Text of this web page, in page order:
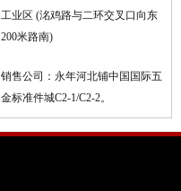
工业区 (洺鸡路与二环交叉口向东
200米路南)
销售公司：永年河北铺中国国际五
金标准件城C2-1/C2-2。